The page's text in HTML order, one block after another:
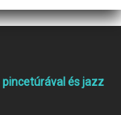
és jazz